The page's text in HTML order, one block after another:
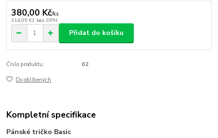
380,00 Kč/ks
314,05 Kč bez DPH
Přidat do košíku
Číslo produktu: 02
Do oblíbených
Kompletní specifikace
Pánské tričko Basic